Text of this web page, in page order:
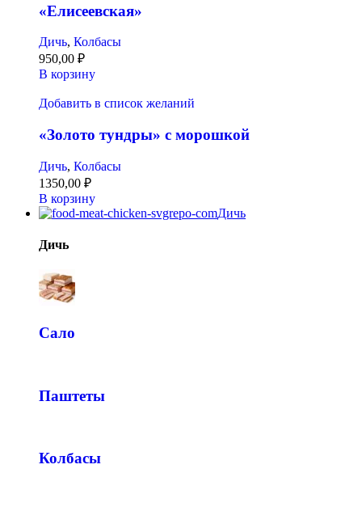
«Елисеевская»
Дичь, Колбасы
950,00 ₽
В корзину
Добавить в список желаний
«Золото тундры» с морошкой
Дичь, Колбасы
1350,00 ₽
В корзину
Дичь
Дичь
Сало
Паштеты
Колбасы